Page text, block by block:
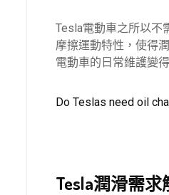
Tesla電動車之所以不
摩擦運動特性，使得
電動車的日常維護變
Do Teslas need oil
Tesla潤滑需